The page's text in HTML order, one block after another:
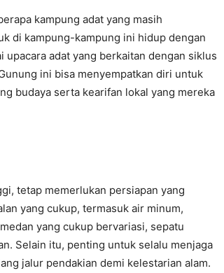
kampung adat yang masih
di kampung-kampung ini hidup dengan
upacara adat yang berkaitan dengan siklus
ini bisa menyempatkan diri untuk
budaya serta kearifan lokal yang mereka
tetap memerlukan persiapan yang
yang cukup, termasuk air minum,
yang cukup bervariasi, sepatu
Selain itu, penting untuk selalu menjaga
jalur pendakian demi kelestarian alam.